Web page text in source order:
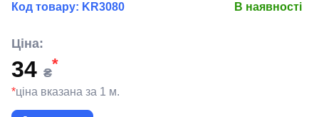
Код товару: KR3080 В наявності
Ціна:
34 ₴
*
*ціна вказана за 1 м.